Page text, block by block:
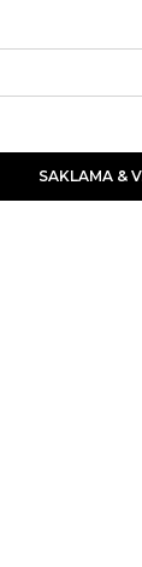
SAKLAMA &